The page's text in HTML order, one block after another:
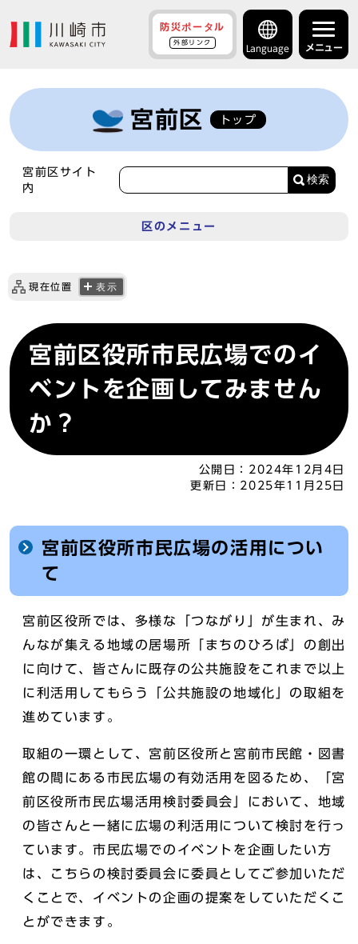
防災ポータル
外部リンク
Language メニュー
宮前区 トップ
宮前区サイト
内
検索
区のメニュー
現在位置 表示
宮前区役所市民広場でのイ
ベントを企画してみません
か？
公開日： 2024年12月4日
更新日： 2025年11月25日
宮前区役所市民広場の活用につい
て
宮前区役所では、多様な「つながり」が生まれ、み
んなが集える地域の居場所「まちのひろば」の創出
に向けて、皆さんに既存の公共施設をこれまで以上
に利活用してもらう「公共施設の地域化」の取組を
進めています。
取組の一環として、宮前区役所と宮前市民館・図書
館の間にある市民広場の有効活用を図るため、「宮
前区役所市民広場活用検討委員会」において、地域
の皆さんと一緒に広場の利活用について検討を行っ
ています。市民広場でのイベントを企画したい方
は、こちらの検討委員会に委員としてご参加いただ
くことで、イベントの企画の提案をしていただくこ
とができます。